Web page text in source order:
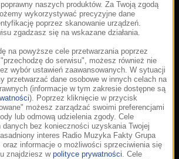
naszych produktów. Za Twoją zgodą
wykorzystywać precyzyjne dane
poprzez skanowanie urządzeń.
zgadzasz się na wskazane działania.
na powyższe cele przetwarzania poprzez
do serwisu", możesz również nie
wybór ustawień zaawansowanych. W sytuacji
przetwarzać dane osobowe w innych celach na
(informacje w tym zakresie dostępne są
). Poprzez kliknięcie w przycisk
możesz zarządzać swoimi preferencjami
lub odmową udzielenia zgody. Cele
danych bez konieczności uzyskania Twojej
interes Radio Muzyka Fakty Grupa
informacje o możliwości sprzeciwienia się
znajdziesz w polityce prywatności. Cele